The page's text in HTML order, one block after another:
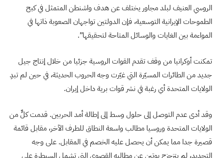
الروسي العنيف لبلد مجاور يختلف عن هدف واشنطن المتمثل في كبح
الطموحات الإيرانية التوسعية، فإن الدولتين تواجهان الصعوبة ذاتها في
المواءمة بين الغايات والوسائل المتاحة لتحقيقها”.
تمكنت أوكرانيا من وقف تقدم القوات الروسية جزئيا من خلال إنتاج جيل
جديد من الطائرات المسيّرة التي غيّرت وجه الحروب الحديثة، في حين لم تبدِ
الولايات المتحدة أي رغبة في نشر قوات برية داخل إيران.
وقد أدى عدم التوصل إلى حلول وسط إلى إطالة أمد الحربين. قدمت كلٌّ من
الولايات المتحدة وروسيا مطالب واسعة النطاق للطرف الآخر، مقابل قائمة
قصيرة جدا مما يمكن أن يحصل عليه الخصم في المقابل. على وجه
التحديد، لم يتزحزح بوتين عن مطالبه القصوى التي تشمل السيطرة على